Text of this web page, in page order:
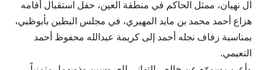
آل نهيان، ممثل الحاكم في منطقة العين، حفل استقبال أقامه
هزاع أحمد محمد بن مايد المهيري، في مجلس البطين بأبوظبي،
بمناسبة زفاف نجله أحمد إلى كريمة عبدالله محفوظ أحمد
النعيمي.